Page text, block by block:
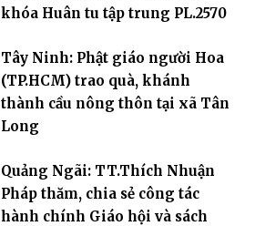
khóa Huân tu tập trung PL.2570
Tây Ninh: Phật giáo người Hoa
(TP.HCM) trao quà, khánh
thành cầu nông thôn tại xã Tân
Long
Quảng Ngãi: TT.Thích Nhuận
Pháp thăm, chia sẻ công tác
hành chính Giáo hội và sách